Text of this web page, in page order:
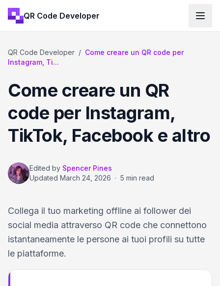
QR Code Developer
QR Code Developer / Come creare un QR code per
Instagram, Ti...
Come creare un QR
code per Instagram,
TikTok, Facebook e altro
Edited by Spencer Pines
Updated March 24, 2026 · 5 min read
Collega il tuo marketing offline ai follower dei
social media attraverso QR code che connettono
istantaneamente le persone ai tuoi profili su tutte
le piattaforme.